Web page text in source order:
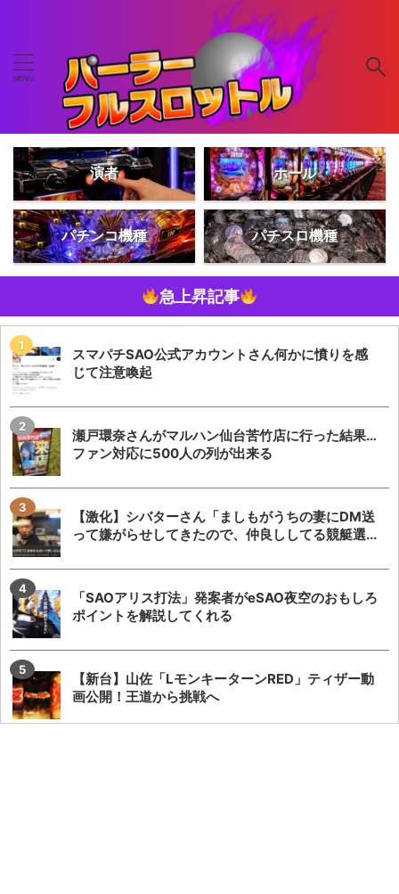
演者 ホール
パチンコ機種 パチスロ機種
急上昇記事
スマパチSAO公式アカウントさん何かに憤りを感
じて注意喚起
瀬戸環奈さんがマルハン仙台苦竹店に行った結果…
ファン対応に500人の列が出来る
【激化】シバターさん「ましもがうちの妻にDM送
って嫌がらせしてきたので、仲良ししてる競艇選...
「SAOアリス打法」発案者がeSAO夜空のおもしろ
ポイントを解説してくれる
【新台】山佐「LモンキーターンRED」ティザー動
画公開！王道から挑戦へ